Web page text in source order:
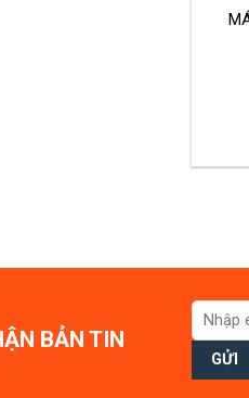
BẢN TIN